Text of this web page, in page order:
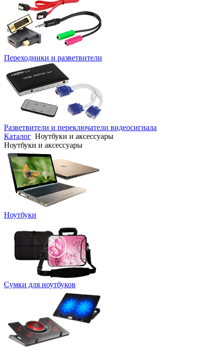
Переходники и разветвители
Разветвители и переключатели видеосигнала
Каталог Ноутбуки и аксессуары
Ноутбуки и аксессуары
Ноутбуки
Сумки для ноутбуков